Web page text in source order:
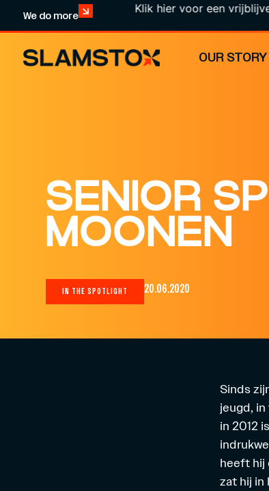
We do more
Klik hier voor een vrijblijvende
OUR STORY
SENIOR
MOONEN
IN THE SPOTLIGHT 20.06.2020
Sinds
jeugd,
in 2012
heeft hij
zat hij in